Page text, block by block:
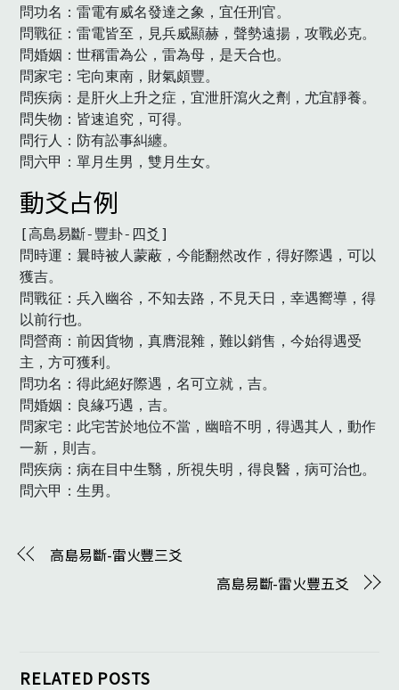
問功名：雷電有威名發達之象，宜任刑官。
問戰征：雷電皆至，見兵威顯赫，聲勢遠揚，攻戰必克。
問婚姻：世稱雷為公，雷為母，是天合也。
問家宅：宅向東南，財氣頗豐。
問疾病：是肝火上升之症，宜泄肝瀉火之劑，尤宜靜養。
問失物：皆速追究，可得。
問行人：防有訟事糾纏。
問六甲：單月生男，雙月生女。
動爻占例
[高島易斷-豐卦-四爻]
問時運：曩時被人蒙蔽，今能翻然改作，得好際遇，可以
獲吉。
問戰征：兵入幽谷，不知去路，不見天日，幸遇嚮導，得
以前行也。
問營商：前因貨物，真膺混雜，難以銷售，今始得遇受
主，方可獲利。
問功名：得此絕好際遇，名可立就，吉。
問婚姻：良緣巧遇，吉。
問家宅：此宅苦於地位不當，幽暗不明，得遇其人，動作
一新，則吉。
問疾病：病在目中生翳，所視失明，得良醫，病可治也。
問六甲：生男。
高島易斷-雷火豐三爻
高島易斷-雷火豐五爻
RELATED POSTS